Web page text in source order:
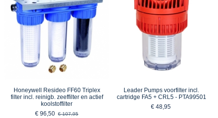
Honeywell Resideo FF60 Triplex
filter incl. reinigb. zeeffilter en actief
koolstoffilter
€ 96,50 € 107,95
Leader Pumps voorfilter incl.
cartridge FA5 + CRL5 - PTA99501
€ 48,95